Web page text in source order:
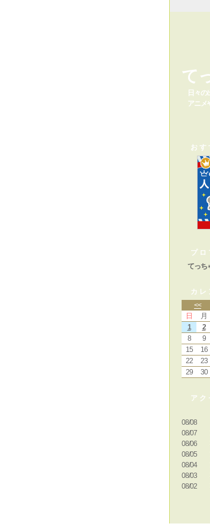
て
日々の
アニメ
おす
プロ
てっち
カレ
<<
日
月
1
2
8
9
15
16
22
23
29
30
アク
08/08
08/07
08/06
08/05
08/04
08/03
08/02